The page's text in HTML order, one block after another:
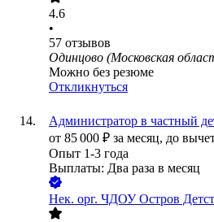
4.6
•
57 отзывов
Одинцово (Московская
Можно без резюме
Откликнуться
Администратор в частный
от 85 000 ₽ за месяц, до
Опыт 1-3 года
Выплаты: Два раза в месяц
Нек. орг. ЧДОУ Остров